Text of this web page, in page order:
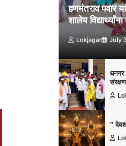
हणमंतराव पवार
शालेय
Lokjagar July
धनगर
”